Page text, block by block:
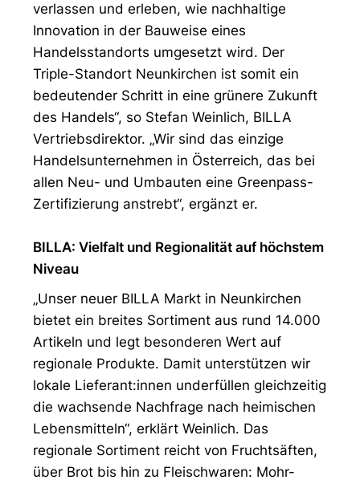
verlassen und erleben, wie nachhaltige
Innovation in der Bauweise eines
Handelsstandorts umgesetzt wird. Der
Triple-Standort Neunkirchen ist somit ein
bedeutender Schritt in eine grünere Zukunft
des Handels“, so Stefan Weinlich, BILLA
Vertriebsdirektor. „Wir sind das einzige
Handelsunternehmen in Österreich, das bei
allen Neu- und Umbauten eine Greenpass-
Zertifizierung anstrebt“, ergänzt er.
BILLA: Vielfalt und Regionalität auf höchstem
Niveau
„Unser neuer BILLA Markt in Neunkirchen
bietet ein breites Sortiment aus rund 14.000
Artikeln und legt besonderen Wert auf
regionale Produkte. Damit unterstützen wir
lokale Lieferant:innen underfüllen gleichzeitig
die wachsende Nachfrage nach heimischen
Lebensmitteln“, erklärt Weinlich. Das
regionale Sortiment reicht von Fruchtsäften,
über Brot bis hin zu Fleischwaren: Mohr-